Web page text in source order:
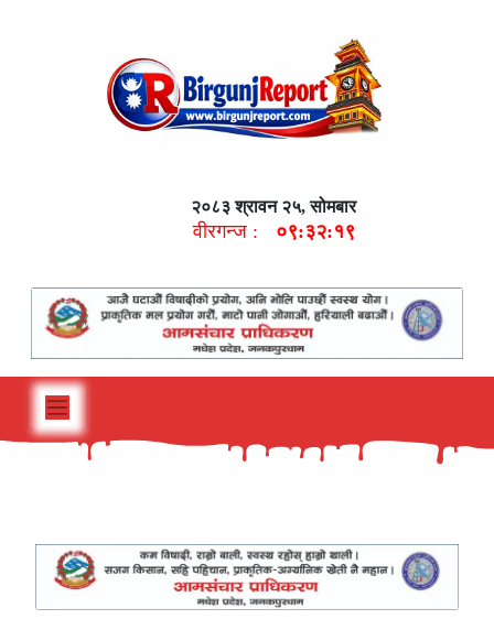
२०८३ श्रावन २५, सोमबार
वीरगन्ज : ०९:३२:२०